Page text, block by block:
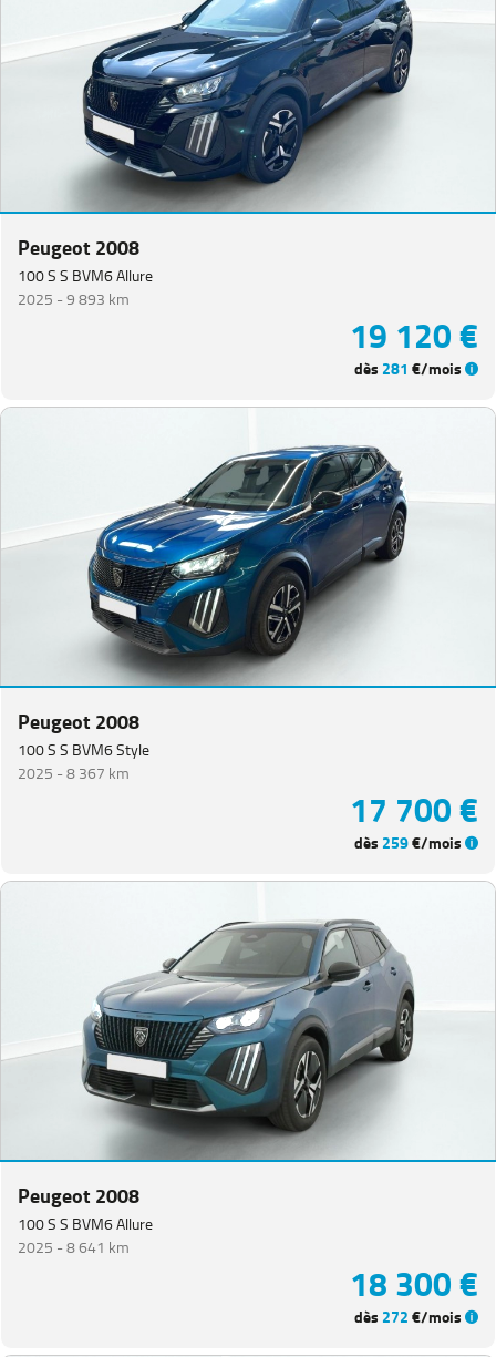
Peugeot 2008
100 S S BVM6 Allure
2025 -9 893 km
19 120 €
dès 281 €/mois
Peugeot 2008
100 S S BVM6 Style
2025 -8 367 km
17 700 €
dès 259€/mois
Peugeot 2008
100 S S BVM6 Allure
2025 -8 641 km
18 300 €
dès 272€/mois